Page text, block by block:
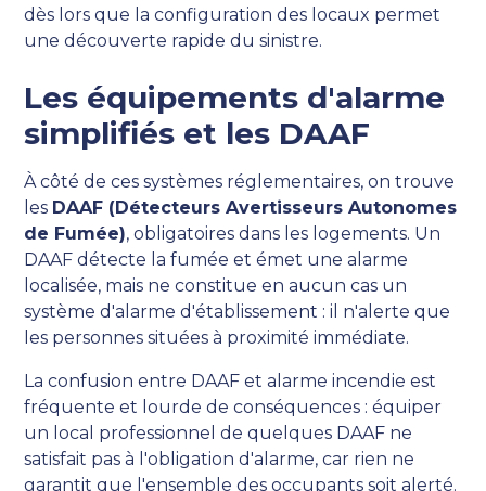
dès lors que la configuration des locaux permet
une découverte rapide du sinistre.
Les équipements d'alarme
simplifiés et les DAAF
À côté de ces systèmes réglementaires, on trouve
les DAAF (Détecteurs Avertisseurs Autonomes
de Fumée), obligatoires dans les logements. Un
DAAF détecte la fumée et émet une alarme
localisée, mais ne constitue en aucun cas un
système d'alarme d'établissement : il n'alerte que
les personnes situées à proximité immédiate.
La confusion entre DAAF et alarme incendie est
fréquente et lourde de conséquences : équiper
un local professionnel de quelques DAAF ne
satisfait pas à l'obligation d'alarme, car rien ne
garantit que l'ensemble des occupants soit alerté.